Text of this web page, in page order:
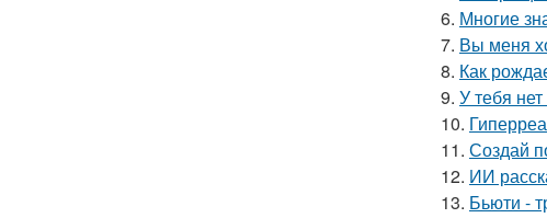
6. Многие
7. Вы меня
8. Как
9. У тебя
10.
11. Создай
12. ИИ
13. Бьюти -